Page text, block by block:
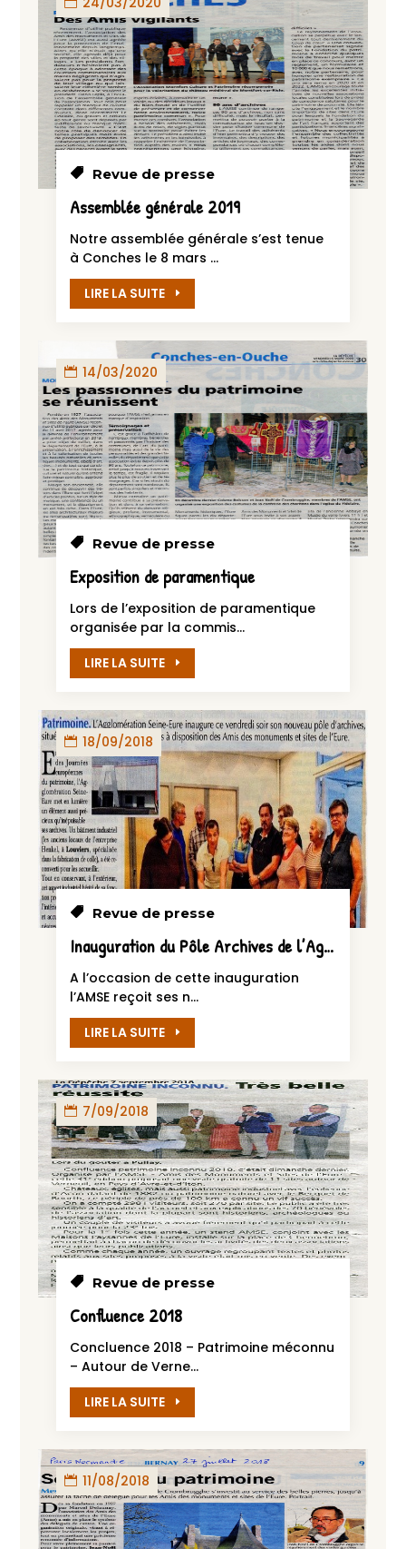
Revue de presse
Assemblée générale 2019
Notre assemblée générale s’est tenue
à Conches le 8 mars ...
LIRE LA SUITE
14/03/2020
Revue de presse
Exposition de paramentique
Lors de l’exposition de paramentique
organisée par la commis...
LIRE LA SUITE
18/09/2018
Revue de presse
Inauguration du Pôle Archives de l’Agglomération Saine-Eure
A l’occasion de cette inauguration
l’AMSE reçoit ses n...
LIRE LA SUITE
7/09/2018
Revue de presse
Confluence 2018
Concluence 2018 – Patrimoine méconnu
– Autour de Verne...
LIRE LA SUITE
11/08/2018